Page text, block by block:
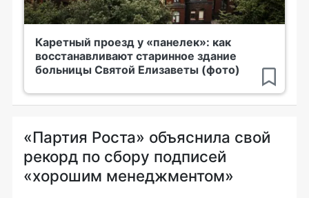
Каретный проезд у «панелек»: как
восстанавливают старинное здание
больницы Святой Елизаветы (фото)
«Партия Роста» объяснила свой
рекорд по сбору подписей
«хорошим менеджментом»